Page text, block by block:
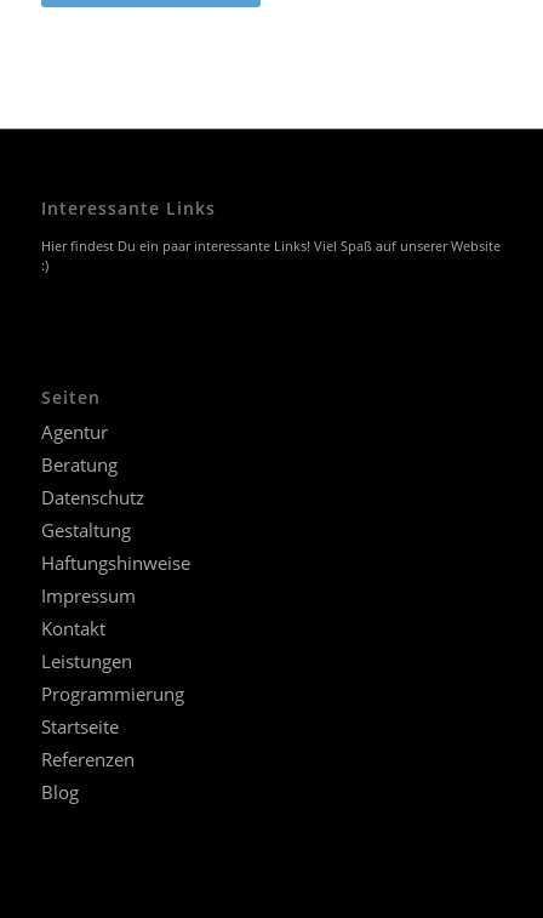
Interessante Links
Hier findest Du ein paar interessante Links! Viel Spaß auf unserer Website
:)
Seiten
Agentur
Beratung
Datenschutz
Gestaltung
Haftungshinweise
Impressum
Kontakt
Leistungen
Programmierung
Startseite
Referenzen
Blog